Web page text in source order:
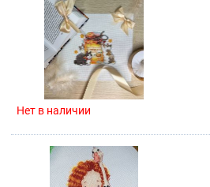
Нет в наличии